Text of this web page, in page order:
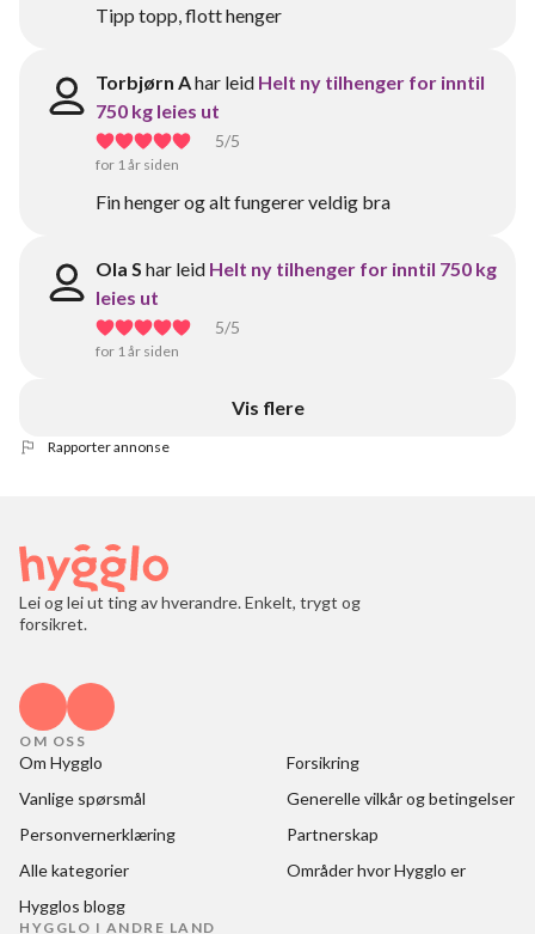
Tipp topp, flott henger
Torbjørn Ahar leid Helt ny tilhenger for inntil
750 kg leies ut
5/5
for 1 år siden
Fin henger og alt fungerer veldig bra
Ola S har leid Helt ny tilhenger for inntil 750 kg
leies ut
5/5
for 1 år siden
Vis flere
Rapporter annonse
Lei og lei ut ting av hverandre. Enkelt, trygt og
forsikret.
OM OSS
Om Hygglo
Forsikring
Vanlige spørsmål
Generelle vilkår og betingelser
Personvernerklæring
Partnerskap
Alle kategorier
Områder hvor Hygglo er
Hygglos blogg
HYGGLO I ANDRE LAND